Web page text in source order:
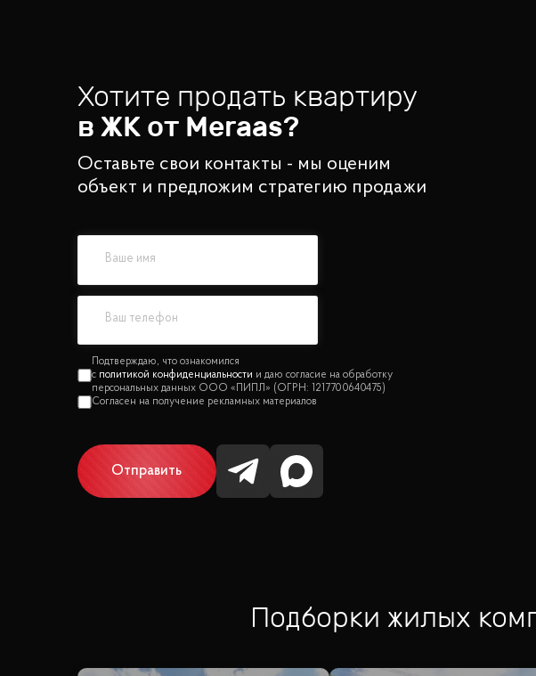
Хотите продать квартиру
в ЖК от Meraas?
Оставьте свои контакты - мы оценим
объект и предложим стратегию продажи
политикой конфиденциальности
Отправить
Подборки жилых